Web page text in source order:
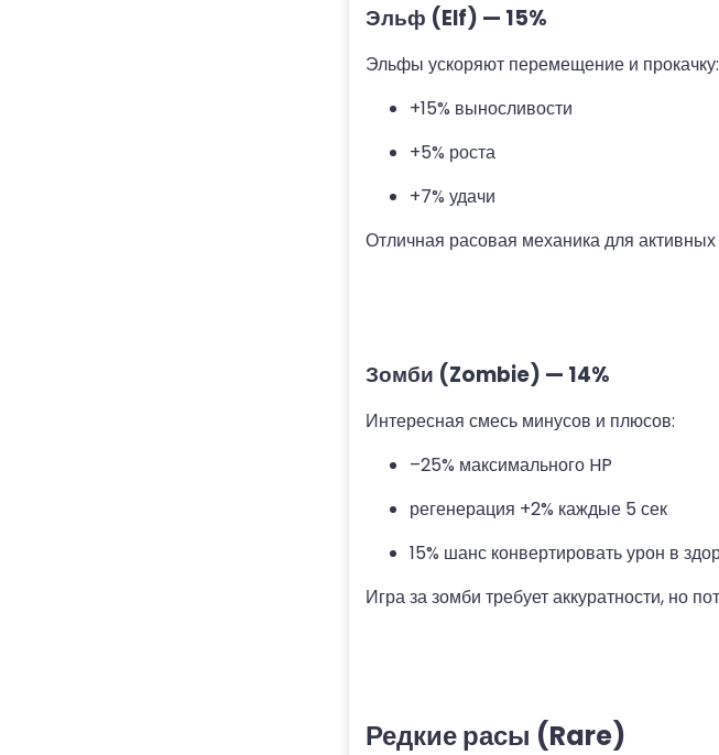
Эльф (Elf) — 15%
Эльфы ускоряют перемещение и прокачку:
+15% выносливости
+5% роста
+7% удачи
Отличная расовая механика для
Зомби (Zombie) — 14%
Интересная смесь минусов и плюсов:
–25% максимального HP
регенерация +2% каждые 5 сек
15% шанс конвертировать урон в
Игра за зомби требует аккуратности, но
Редкие расы (Rare)